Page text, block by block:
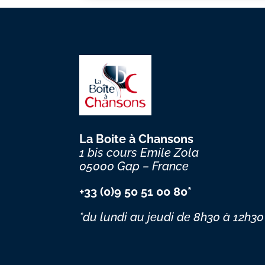
La Boite à Chansons
1 bis cours Emile Zola
05000 Gap – France
+33 (0)9 50 51 00 80*
*du lundi au jeudide 8h30 à 12h30